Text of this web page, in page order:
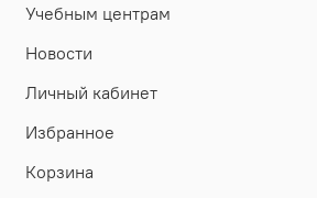
Учебным центрам
Новости
Личный кабинет
Избранное
Корзина